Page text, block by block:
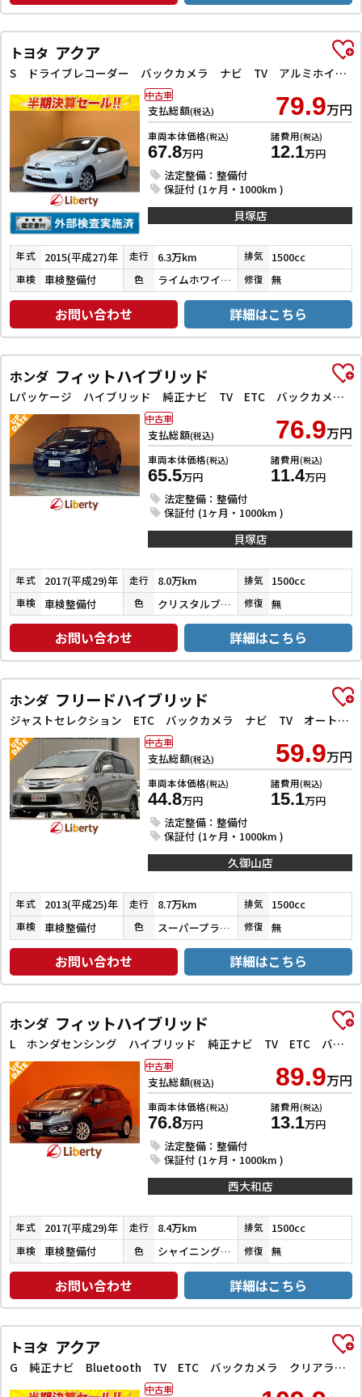
トヨタ アクア
S ドライブレコーダー バックカメラ ナビ TV アルミホイール オートライト スマートキー 電動格納ミラー CVT 衝突安全ボディ ABS ESC CD Bluetooth エアコン パワーステアリング
支払総額(税込) 79.9万円
車両本体価格(税込)
67.8万円
諸費用(税込)
12.1万円
法定整備：整備付
保証付 (1ヶ月・1000km )
中古車
貝塚店
年式 2015(平成27)年 走行 6.3万km 排気 1500cc
車検 車検整備付 色 ライムホワイトパールクリスタルシャイン 修復 無
お問い合わせ 詳細はこちら
ホンダ フィットハイブリッド
Lパッケージ ハイブリッド 純正ナビ TV ETC バックカメラ オートクルーズコントロール 衝突被害軽減システム オートライト LEDヘッドランプ スマートキー 電動格納ミラー AT
支払総額(税込) 76.9万円
車両本体価格(税込)
65.5万円
諸費用(税込)
11.4万円
法定整備：整備付
保証付 (1ヶ月・1000km )
中古車
貝塚店
年式 2017(平成29)年 走行 8.0万km 排気 1500cc
車検 車検整備付 色 クリスタルブラックパール 修復 無
お問い合わせ 詳細はこちら
ホンダ フリードハイブリッド
ジャストセレクション ETC バックカメラ ナビ TV オートクルーズコントロール 両側電動スライドドア HID スマートキー アイドリングストップ 電動格納ミラー 3列シート ウォークスルー CVT アルミホイール CD
支払総額(税込) 59.9万円
車両本体価格(税込)
44.8万円
諸費用(税込)
15.1万円
法定整備：整備付
保証付 (1ヶ月・1000km )
中古車
久御山店
年式 2013(平成25)年 走行 8.7万km 排気 1500cc
車検 車検整備付 色 スーパープラチナメタリック 修復 無
お問い合わせ 詳細はこちら
ホンダ フィットハイブリッド
L ホンダセンシング ハイブリッド 純正ナビ TV ETC バックカメラ オートクルーズコントロール レーンアシスト 衝突被害軽減システム オートライト LEDヘッドランプ スマートキー 電動格納ミラー
支払総額(税込) 89.9万円
車両本体価格(税込)
76.8万円
諸費用(税込)
13.1万円
法定整備：整備付
保証付 (1ヶ月・1000km )
中古車
西大和店
年式 2017(平成29)年 走行 8.4万km 排気 1500cc
車検 車検整備付 色 シャイニンググレーメタリック 修復 無
お問い合わせ 詳細はこちら
トヨタ アクア
G 純正ナビ Bluetooth TV ETC バックカメラ クリアランスソナー オートクルーズコントロール レーンアシスト 衝突被害軽減システム オートマチックハイビーム オートライト スマートキー
中古車